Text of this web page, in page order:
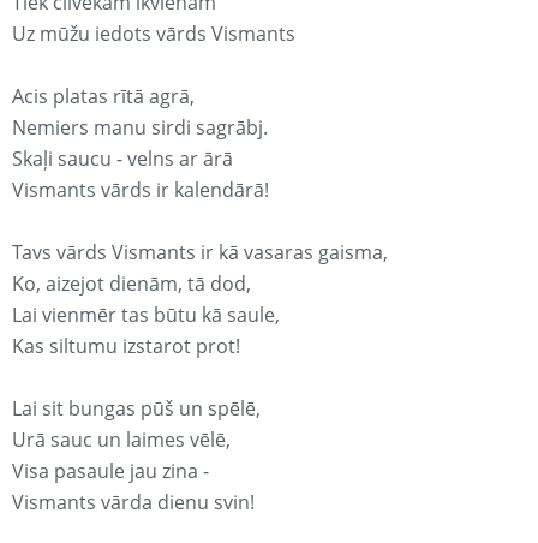
Uz mūžu iedots vārds Vismants
Acis platas rītā agrā,
Nemiers manu sirdi sagrābj.
Skaļi saucu - velns ar ārā
Vismants vārds ir kalendārā!
Tavs vārds Vismants ir kā vasaras gaisma,
Ko, aizejot dienām, tā dod,
Lai vienmēr tas būtu kā saule,
Kas siltumu izstarot prot!
Lai sit bungas pūš un spēlē,
Urā sauc un laimes vēlē,
Visa pasaule jau zina -
Vismants vārda dienu svin!